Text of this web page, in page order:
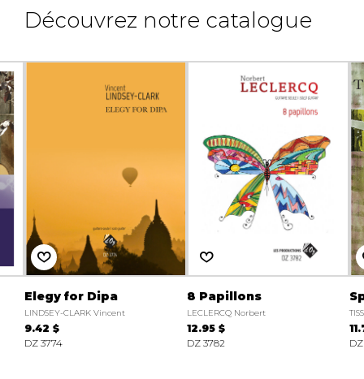
Découvrez notre catalogue
Elegy for Dipa
LINDSEY-CLARK Vincent
9.42 $
DZ 3774
8 Papillons
LECLERCQ Norbert
12.95 $
DZ 3782